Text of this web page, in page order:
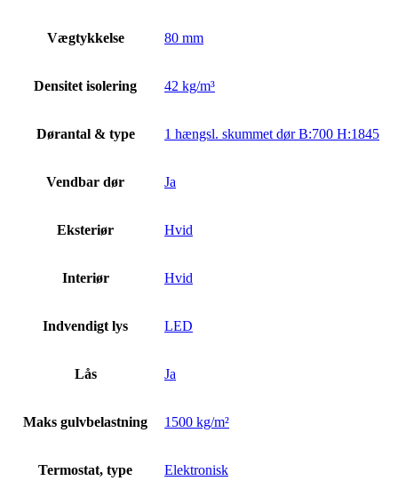
Vægtykkelse 80 mm
Densitet isolering 42 kg/m³
Dørantal & type 1 hængsl. skummet dør B:700 H:1845
Vendbar dør Ja
Eksteriør Hvid
Interiør Hvid
Indvendigt lys LED
Lås Ja
Maks gulvbelastning 1500 kg/m²
Termostat, type Elektronisk